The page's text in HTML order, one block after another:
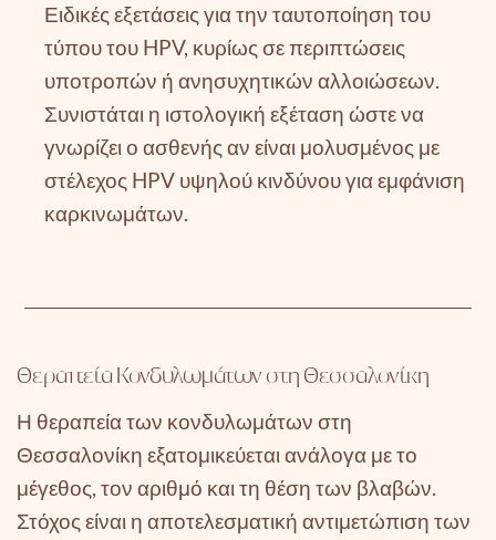
Ειδικές εξετάσεις για την ταυτοποίηση του
τύπου του HPV, κυρίως σε περιπτώσεις
υποτροπών ή ανησυχητικών αλλοιώσεων.
Συνιστάται η ιστολογική εξέταση ώστε να
γνωρίζει ο ασθενής αν είναι μολυσμένος με
στέλεχος HPV υψηλού κινδύνου για εμφάνιση
καρκινωμάτων.
Θεραπεία Κονδυλωμάτων στη Θεσσαλονίκη
Η θεραπεία των κονδυλωμάτων στη
Θεσσαλονίκη εξατομικεύεται ανάλογα με το
μέγεθος, τον αριθμό και τη θέση των βλαβών.
Στόχος είναι η αποτελεσματική αντιμετώπιση των